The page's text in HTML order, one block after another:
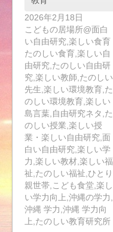
2026年2月18日
こどもの居場所@面白
い自由研究,楽しい食育
たのしい食育,楽しい自
由研究,たのしい自由研
究,楽しい教師,たのしい
先生,楽しい環境教育,た
のしい環境教育,楽しい
島言葉,自由研究ネタ,た
のしい授業,楽しい授
業・楽しい自由研究,面
白い自由研究,楽しい学
力,楽しい教材,楽しい福
祉,たのしい福祉,ひとり
親世帯,こども食堂,楽し
い学力向上,沖縄の学力,
沖縄 学力,沖縄 学力向
上,たのしい教育研究所